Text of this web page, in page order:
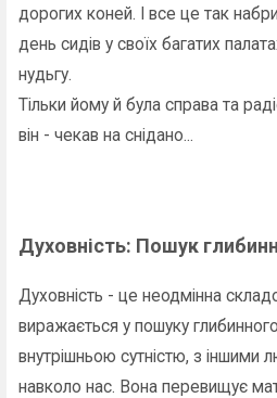
дорогих коней. І все це так
день сидів у своїх багатих
нудьгу.
Тільки йому й була справа та
він - чекав на снідано...
Духовність: Пошук
Духовність - це неодмінна
виражається у пошуку
внутрішньою сутністю, з іншими
навколо нас. Вона перевищує